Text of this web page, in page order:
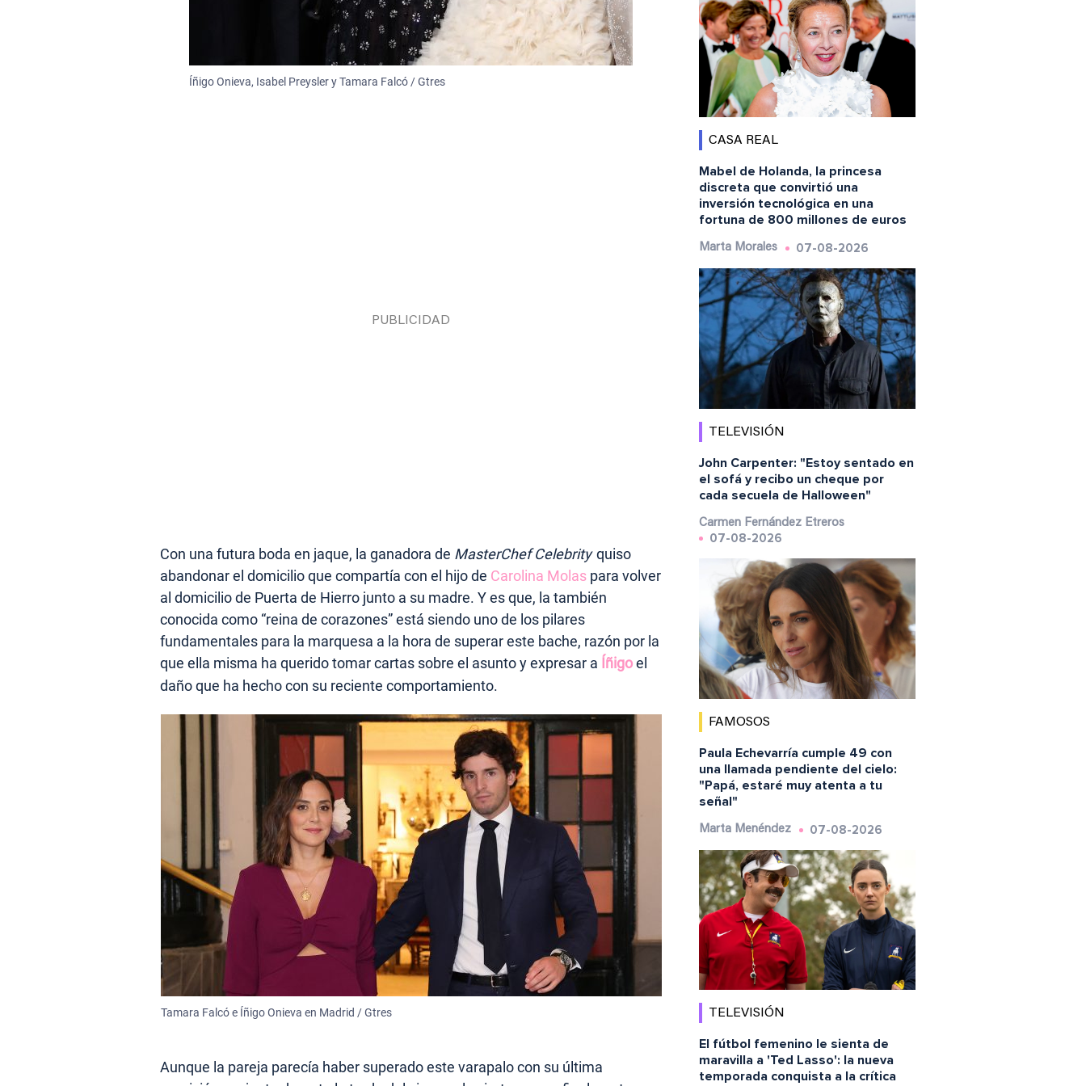
Íñigo Onieva, Isabel Preysler y Tamara Falcó / Gtres
Con una futura boda en jaque, la ganadora de MasterChef Celebrityquiso
abandonar el domicilio que compartía con el hijo de Carolina Molas para volver
al domicilio de Puerta de Hierro junto a su madre. Y es que, la también
conocida como “reina de corazones” está siendo uno de los pilares
fundamentales para la marquesa a la hora de superar este bache, razón por la
que ella misma ha querido tomar cartas sobre el asunto y expresar a Íñigoel
daño que ha hecho con su reciente comportamiento.
Tamara Falcó e Íñigo Onieva en Madrid / Gtres
Aunque la pareja parecía haber superado este varapalo con su última
CASA REAL
Mabel de Holanda, la princesa
discreta que convirtió una
inversión tecnológica en una
fortuna de 800 millones de euros
Marta Morales 07-08-2026
TELEVISIÓN
John Carpenter: "Estoy sentado en
el sofá y recibo un cheque por
cada secuela de Halloween"
Carmen Fernández Etreros
07-08-2026
FAMOSOS
Paula Echevarría cumple 49 con
una llamada pendiente del cielo:
"Papá, estaré muy atenta a tu
señal"
Marta Menéndez 07-08-2026
TELEVISIÓN
El fútbol femenino le sienta de
maravilla a 'Ted Lasso': la nueva
temporada conquista a la crítica